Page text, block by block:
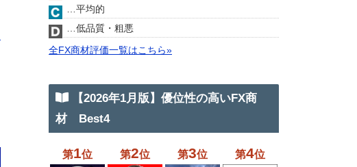
…平均的
…低品質・粗悪
全FX商材評価一覧はこちら»
【2026年1月版】優位性の高いFX商
材 Best4
第1位 第2位 第3位 第4位